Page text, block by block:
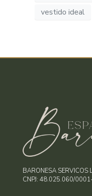
vestido ideal
BARONESA SERVICOS
CNPJ: 48.025.060/